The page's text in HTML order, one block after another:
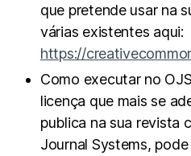
que pretende usar na
várias existentes aqui:
https://
Como executar no
licença que mais se
publica na sua revista
Journal Systems,